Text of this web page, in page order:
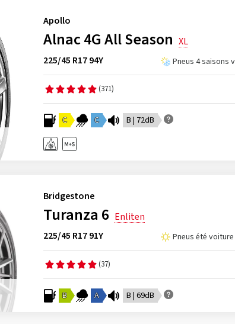
Apollo
Alnac 4G All Season XL
225/45 R17 94Y
Pneus 4 saisons
(371)
C C B | 72dB
Bridgestone
Turanza 6 Enliten
225/45 R17 91Y
Pneus été
(37)
B A B | 69dB